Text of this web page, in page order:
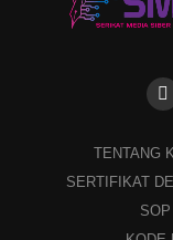
TENTANG
SERTIFIKAT